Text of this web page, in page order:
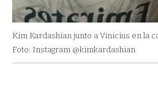
Kim Kardashian junto a Vinicius en la
Foto: Instagram @kimkardashian